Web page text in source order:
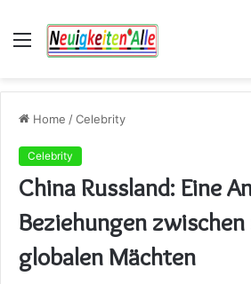
Menu
Home /Celebrity
Celebrity
China Russland: Eine
Beziehungen
globalen Mächten